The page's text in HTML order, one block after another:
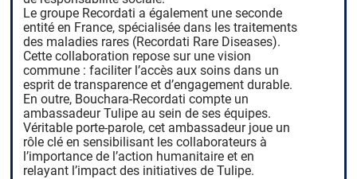
Le groupe Recordati a également une seconde
entité en France, spécialisée dans les traitements
des maladies rares (Recordati Rare Diseases).
Cette collaboration repose sur une vision
commune : faciliter l’accès aux soins dans un
esprit de transparence et d’engagement durable.
En outre, Bouchara-Recordati compte un
ambassadeur Tulipe au sein de ses équipes.
Véritable porte-parole, cet ambassadeur joue un
rôle clé en sensibilisant les collaborateurs à
l’importance de l’action humanitaire et en
relayant l’impact des initiatives de Tulipe.